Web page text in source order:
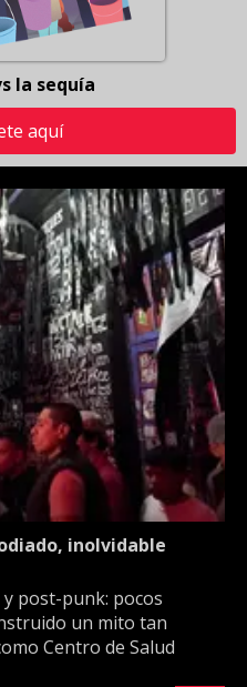
la sequía
aquí
inolvidable
post-punk: pocos
un mito tan
Centro de Salud